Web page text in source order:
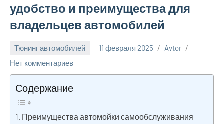
удобство и преимущества для
владельцев автомобилей
Тюнинг автомобилей 11 февраля 2025
Avtor
Нет комментариев
Содержание
Преимущества автомойки самообслуживания